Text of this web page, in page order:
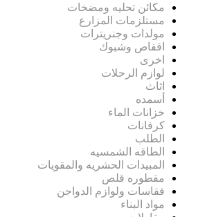
مكائن تحليه ومضخات
مستلزمات المزارع
مولدات وجنريترات
اقفاص وشبوك
اخرى
لوازم الرحلات
اثاث
أسمده
خزانات الماء
كرفانات
الطلب
الطاقه الشمسيه
المبيدات الحشريه والمقويات
مقطوره قلص
فقاسات ولوازم الدواجن
مواد البناء